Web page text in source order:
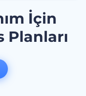
İçin
Planları